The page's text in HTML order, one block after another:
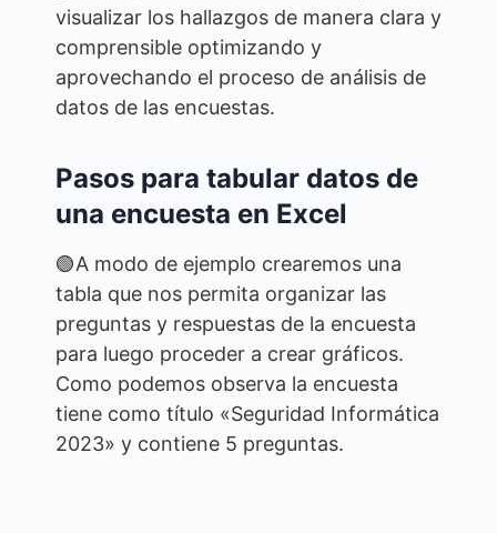
visualizar los hallazgos de manera clara y
comprensible optimizando y
aprovechando el proceso de análisis de
datos de las encuestas.
Pasos para tabular datos de
una encuesta en Excel
🟢A modo de ejemplo crearemos una
tabla que nos permita organizar las
preguntas y respuestas de la encuesta
para luego proceder a crear gráficos.
Como podemos observa la encuesta
tiene como título «Seguridad Informática
2023» y contiene 5 preguntas.